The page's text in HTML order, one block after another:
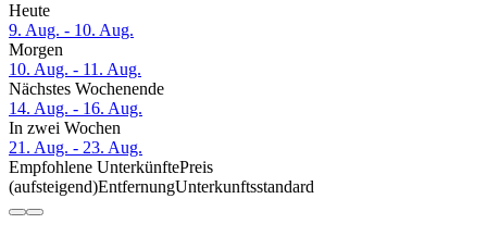
Heute
9. Aug. - 10. Aug.
Morgen
10. Aug. - 11. Aug.
Nächstes Wochenende
14. Aug. - 16. Aug.
In zwei Wochen
21. Aug. - 23. Aug.
Empfohlene UnterkünftePreis
(aufsteigend)EntfernungUnterkunftsstandard